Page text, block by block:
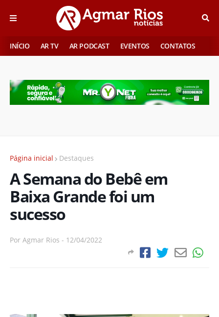
INÍCIO AR TV AR PODCAST EVENTOS CONTATOS
Página inicial Destaques
A Semana do Bebê em
Baixa Grande foi um
sucesso
Por Agmar Rios - 12/04/2022